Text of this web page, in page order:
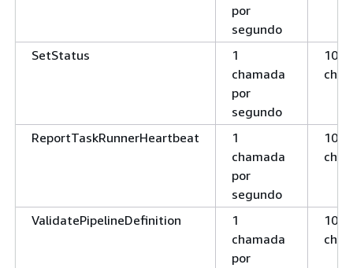
por
segundo
SetStatus
1
chamada
por
segundo
100
ReportTaskRunnerHeartbeat
1
chamada
por
segundo
100
ValidatePipelineDefinition
1
chamada
por
100